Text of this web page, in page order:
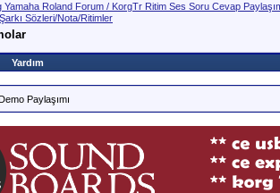
Yamaha Roland Forum / KorgTr Ritim Ses Soru Cevap
Sözleri/Nota/Ritimler
Yardım
Paylaşımı